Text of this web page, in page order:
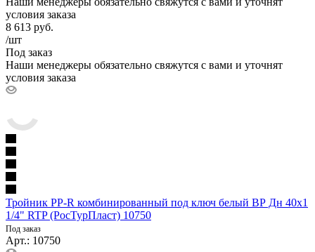
условия заказа
8 613 руб.
/шт
Под заказ
Наши менеджеры обязательно свяжутся с вами и уточнят
условия заказа
Тройник PP-R комбинированный под ключ белый ВР Дн 40х1
1/4" RTP (РосТурПласт) 10750
Под заказ
Арт.: 10750